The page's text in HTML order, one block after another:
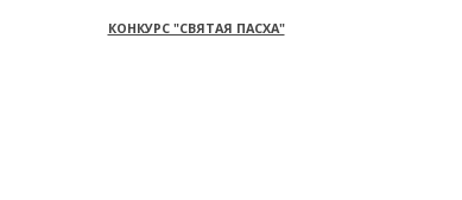
КОНКУРС "СВЯТАЯ ПАСХА"